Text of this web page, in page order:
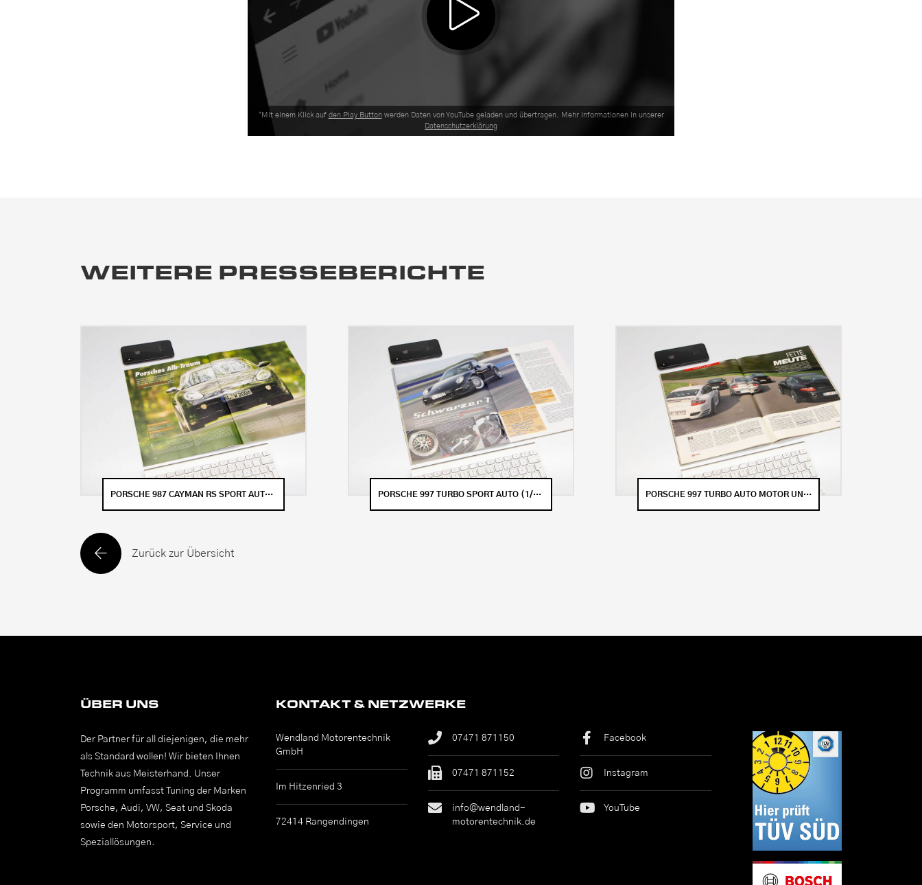
*Mit einem Klick auf den Play Buttonwerden Daten von YouTube geladen und übertragen. Mehr Informationen in unserer
Datenschutzerklärung
WEITERE PRESSEBERICHTE
PORSCHE 987 CAYMAN RS SPORT AUTO (9/2006) PORSCHE 997 TURBO SPORT AUTO (1/2007) PORSCHE 997 TURBO AUTO MOTOR UND SPORT (25/2006)
Zurück zur Übersicht
ÜBER UNS
Der Partner für all diejenigen, die mehr
als Standard wollen! Wir bieten Ihnen
Technik aus Meisterhand. Unser
Programm umfasst Tuning der Marken
Porsche, Audi, VW, Seat und Skoda
sowie den Motorsport, Service und
Speziallösungen.
KONTAKT & NETZWERKE
Wendland Motorentechnik
GmbH
Im Hitzenried 3
72414 Rangendingen
07471 871150
07471 871152
info@wendland-
motorentechnik.de
Facebook
Instagram
YouTube